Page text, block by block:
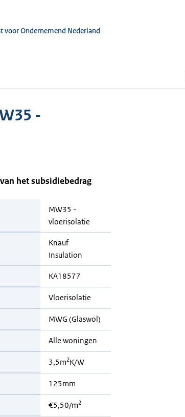
voor Ondernemend Nederland
-
het subsidiebedrag
MW35 -
vloerisolatie
Knauf
Insulation
KA18577
Vloerisolatie
MWG (Glaswol)
Alle woningen
3,5m2K/W
125mm
€5,50/m2